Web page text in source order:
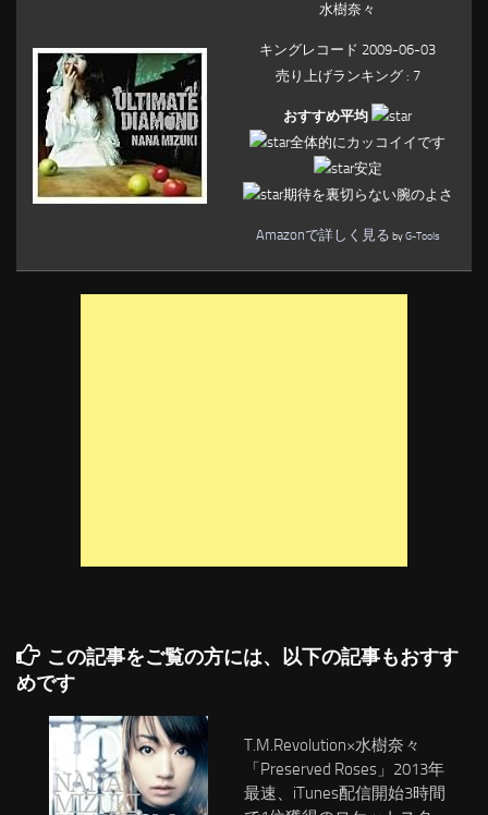
水樹奈々
キングレコード 2009-06-03
売り上げランキング : 7
おすすめ平均
全体的にカッコイイです
安定
期待を裏切らない腕のよさ
Amazonで詳しく見る byG-Tools
この記事をご覧の方には、以下の記事もおすす
めです
T.M.Revolution×水樹奈々
「Preserved Roses」2013年
最速、iTunes配信開始3時間